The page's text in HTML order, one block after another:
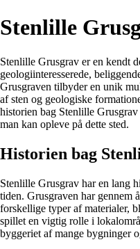
Stenlille
Stenlille Grusgrav er en kendt
geologiinteresserede,
Grusgraven tilbyder en unik
af sten og geologiske
historien bag Stenlille
man kan opleve på dette sted.
Historien bag
Stenlille Grusgrav har en lang
tiden. Grusgraven har gennem
forskellige typer af materialer,
spillet en vigtig rolle i
byggeriet af mange bygninger